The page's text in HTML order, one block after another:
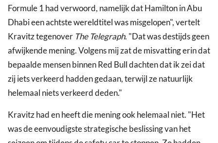
Formule 1 had verwoord, namelijk dat Hamilton in Abu
Dhabi een achtste wereldtitel was misgelopen", vertelt
Kravitz tegenover The Telegraph. "Dat was destijds geen
afwijkende mening. Volgens mij zat de misvatting erin dat
bepaalde mensen binnen Red Bull dachten dat ik zei dat
zij iets verkeerd hadden gedaan, terwijl ze natuurlijk
helemaal niets verkeerd deden."
Kravitz had en heeft die mening ook helemaal niet. "Het
was de eenvoudigste strategische beslissing van het